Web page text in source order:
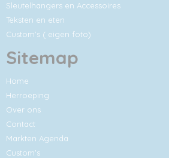
Sleutelhangers en Accessoires
Teksten en eten
Custom's ( eigen foto)
Sitemap
Home
Herroeping
Over ons
Contact
Markten Agenda
Custom's